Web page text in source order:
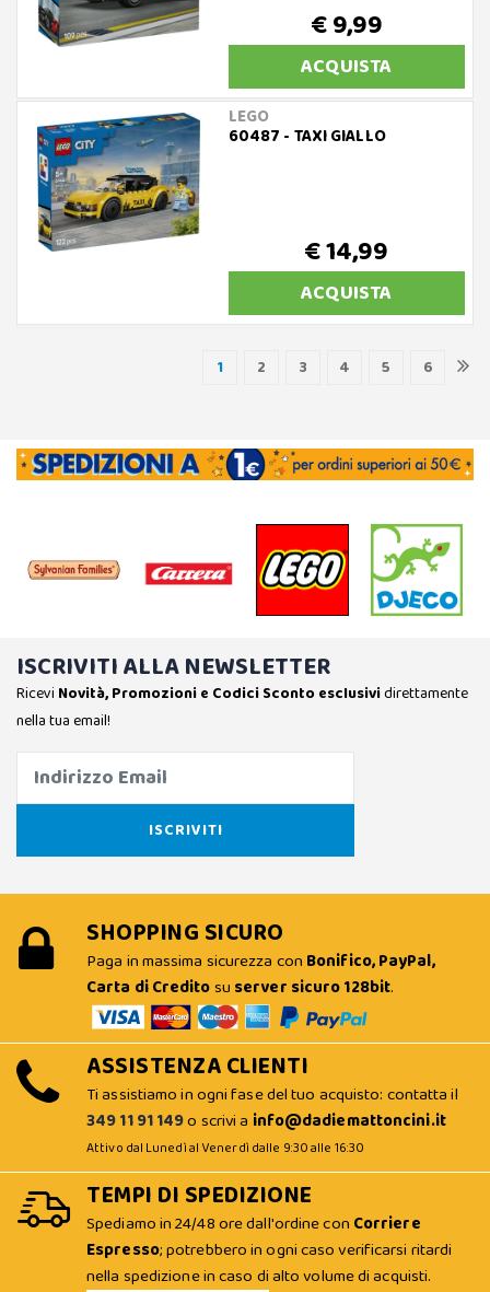
€ 9,99
ACQUISTA
LEGO
60487 - TAXI GIALLO
€ 14,99
ACQUISTA
1 2 3 4 5 6
ISCRIVITI ALLA NEWSLETTER
Ricevi Novità, Promozioni e Codici Sconto esclusividirettamente
nella tua email!
SHOPPING SICURO
Paga in massima sicurezza con Bonifico, PayPal,
Carta di Creditosu server sicuro 128bit.
ASSISTENZA CLIENTI
Ti assistiamo in ogni fase del tuo acquisto: contatta il
349 11 91 149o scrivi a info@dadiemattoncini.it
Attivo dal Lunedì al Venerdì dalle 9:30 alle 16:30
TEMPI DI SPEDIZIONE
Spediamo in 24/48 ore dall'ordine con Corriere
Espresso; potrebbero in ogni caso verificarsi ritardi
nella spedizione in caso di alto volume di acquisti.